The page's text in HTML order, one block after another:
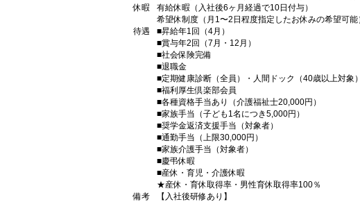
休暇
有給休暇（入社後6ヶ月経過で10日付与）
希望休制度（月1〜2日程度指定したお休みの希望可能
待遇
■昇給年1回（4月）
■賞与年2回（7月・12月）
■社会保険完備
■退職金
■定期健康診断（全員）・人間ドック（40歳以上対象）
■福利厚生倶楽部会員
■各種資格手当あり（介護福祉士20,000円）
■家族手当（子ども1名につき5,000円）
■奨学金返済支援手当（対象者）
■通勤手当（上限30,000円）
■家族介護手当（対象者）
■慶弔休暇
■産休・育児・介護休暇
★産休・育休取得率・男性育休取得率100％
備考
【入社後研修あり】